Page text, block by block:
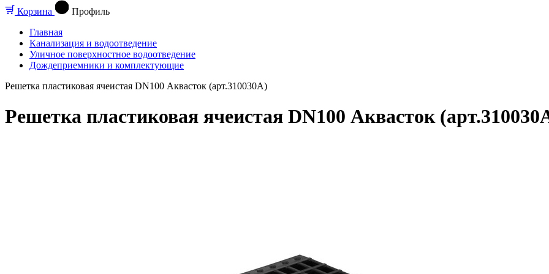
Корзина
Профиль
Главная
Канализация и водоотведение
Уличное поверхностное водоотведение
Дождеприемники и комплектующие
Решетка пластиковая ячеистая DN100 Аквасток (арт.310030А)
Решетка пластиковая ячеистая DN100 Аквасток